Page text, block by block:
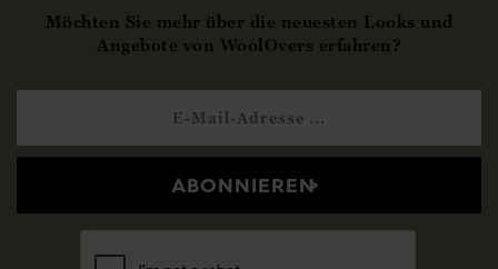
Möchten Sie mehr über die neuesten Looks und
Angebote von WoolOvers erfahren?
ABONNIEREN